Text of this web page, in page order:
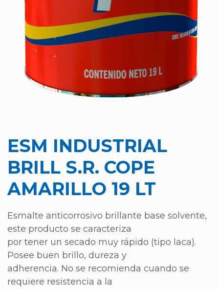
ESM INDUSTRIAL
BRILL S.R. COPE
AMARILLO 19 LT
Esmalte anticorrosivo brillante base solvente,
este producto se caracteriza
por tener un secado muy rápido (tipo laca).
Posee buen brillo, dureza y
adherencia. No se recomienda cuando se
requiere resistencia a la